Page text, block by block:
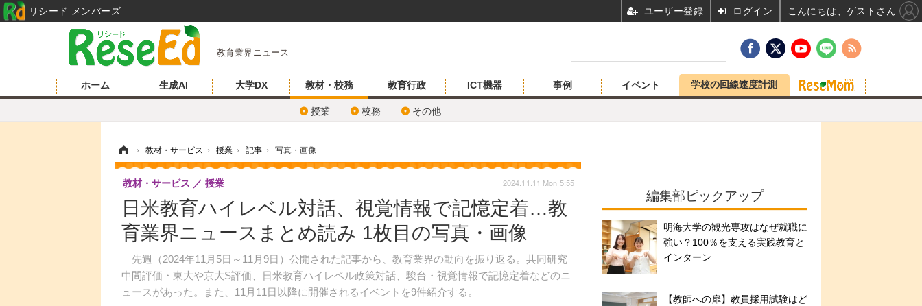
教育業界ニュース
ホーム 生成AI 大学DX 教材・校務
授業 校務 その他
教育行政 ICT機器 事例 イベント 学校の回線速度計測
› 教材・サービス › 授業 › 記事 › 写真・画像
日米教育ハイレベル対話、視覚情報で記憶定着…教
育業界ニュースまとめ読み 1枚目の写真・画像
先週（2024年11月5日～11月9日）公開された記事から、教育業界の動向を振り返る。共同研究
中間評価・東大や京大S評価、日米教育ハイレベル政策対話、駿台・視覚情報で記憶定着などのニ
ュースがあった。また、11月11日以降に開催されるイベントを9件紹介する。
教材・サービス 授業 2024.11.11 Mon 5:55
編集部ピックアップ
明海大学の観光専攻はなぜ就職に
強い？100％を支える実践教育と
インターン
【教師への扉】教員採用試験はど
リシード メンバーズ ユーザー登録 ログイン こんにちは、ゲストさん